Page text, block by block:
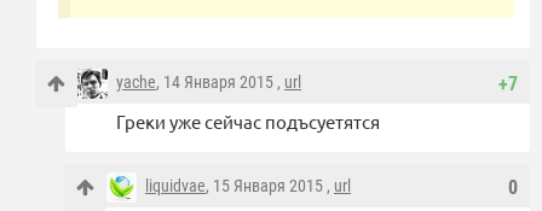
+7
yache, 14 Января 2015 , url
Греки уже сейчас подъсуетятся
0
liquidvae, 15 Января 2015 , url